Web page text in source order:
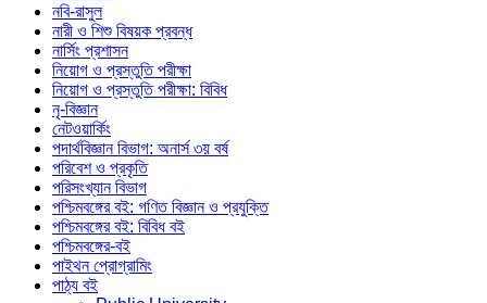
নবি-রাসুল
নারী ও শিশু বিষয়ক প্রবন্ধ
নার্সিং প্রশাসন
নিয়োগ ও প্রস্তুতি পরীক্ষা
নিয়োগ ও প্রস্তুতি পরীক্ষা: বিবিধ
নৃ-বিজ্ঞান
নেটওয়ার্কিং
পদার্থবিজ্ঞান বিভাগ: অনার্স ৩য় বর্ষ
পরিবেশ ও প্রকৃতি
পরিসংখ্যান বিভাগ
পশ্চিমবঙ্গের বই: গণিত বিজ্ঞান ও প্রযুক্তি
পশ্চিমবঙ্গের বই: বিবিধ বই
পশ্চিমবঙ্গের-বই
পাইথন প্রোগ্রামিং
পাঠ্য বই